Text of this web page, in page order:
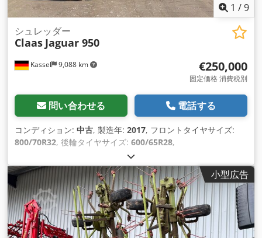
1 /9
Kassel 9,088 km
シュレッダー
Claas Jaguar 950
€250,000
固定価格 消費税別
問い合わせる 電話する
コンディション: 中古, 製造年: 2017, フロントタイヤサイズ:
800/70R32, 後輪タイヤサイズ: 600/65R28,
小型広告